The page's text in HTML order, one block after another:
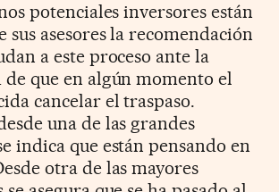
potenciales inversores están
sus asesores la recomendación
a este proceso ante la
que en algún momento el
cancelar el traspaso.
una de las grandes
indica que están pensando en
otra de las mayores